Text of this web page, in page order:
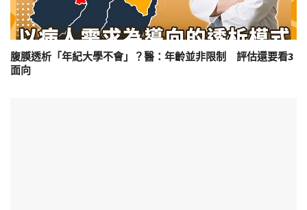
腹膜透析「年紀大學不會」？醫：年齡並非限制 評估還要看3
面向